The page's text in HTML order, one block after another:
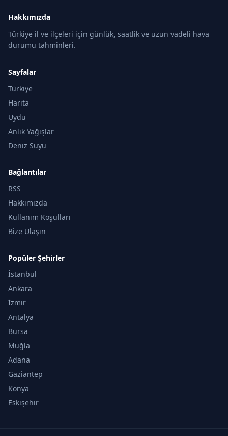
Hakkımızda
Türkiye il ve ilçeleri için günlük, saatlik ve uzun vadeli hava
durumu tahminleri.
Sayfalar
Türkiye
Harita
Uydu
Anlık Yağışlar
Deniz Suyu
Bağlantılar
RSS
Hakkımızda
Kullanım Koşulları
Bize Ulaşın
Popüler Şehirler
İstanbul
Ankara
İzmir
Antalya
Bursa
Muğla
Adana
Gaziantep
Konya
Eskişehir